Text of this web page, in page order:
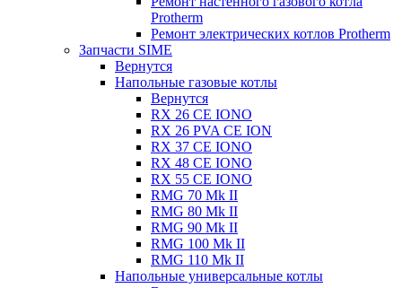
Protherm
Ремонт электрических котлов Protherm
Запчасти SIME
Вернутся
Напольные газовые котлы
Вернутся
RX 26 CE IONO
RX 26 PVA CE ION
RX 37 CE IONO
RX 48 CE IONO
RX 55 CE IONO
RMG 70 Mk II
RMG 80 Mk II
RMG 90 Mk II
RMG 100 Mk II
RMG 110 Mk II
Напольные универсальные котлы